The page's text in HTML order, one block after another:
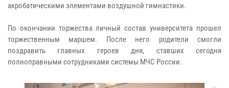
акробатическими элементами воздушной гимнастики.
По окончании торжества личный состав университета прошел
торжественным маршем. После него родители смогли
поздравить главных героев дня, ставших сегодня
полноправными сотрудниками системы МЧС России.